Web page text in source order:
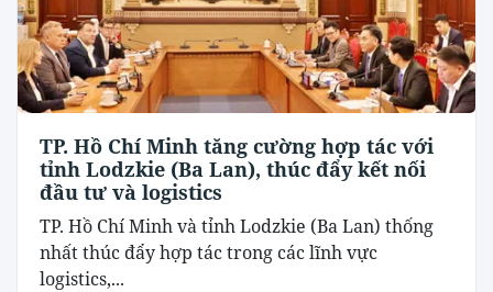
TP. Hồ Chí Minh tăng cường hợp tác với
tỉnh Lodzkie (Ba Lan), thúc đẩy kết nối
đầu tư và logistics
TP. Hồ Chí Minh và tỉnh Lodzkie (Ba Lan) thống
nhất thúc đẩy hợp tác trong các lĩnh vực
logistics,...